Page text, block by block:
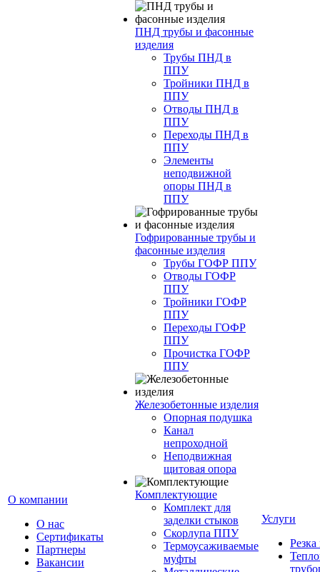
О компании
О нас
Сертификаты
Партнеры
Вакансии
ПНД трубы и фасонные
изделия
Трубы ПНД в
ППУ
Тройники ПНД в
ППУ
Отводы ПНД в
ППУ
Переходы ПНД в
ППУ
Элементы
неподвижной
опоры ПНД в
ППУ
Гофрированные трубы и
фасонные изделия
Трубы ГОФР ППУ
Отводы ГОФР
ППУ
Тройники ГОФР
ППУ
Переходы ГОФР
ППУ
Прочистка ГОФР
ППУ
Железобетонные изделия
Опорная подушка
Канал
непроходной
Неподвижная
щитовая опора
Комплектующие
Комплект для
заделки стыков
Скорлупа ППУ
Термоусаживаемые
муфты
Услуги
Резка